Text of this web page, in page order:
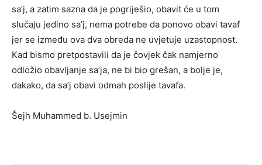
sa’j, a zatim sazna da je pogriješio, obavit će u tom
slučaju jedino sa’j, nema potrebe da ponovo obavi tavaf
jer se između ova dva obreda ne uvjetuje uzastopnost.
Kad bismo pretpostavili da je čovjek čak namjerno
odložio obavljanje sa’ja, ne bi bio grešan, a bolje je,
dakako, da sa’j obavi odmah poslije tavafa.
Šejh Muhammed b. Usejmin